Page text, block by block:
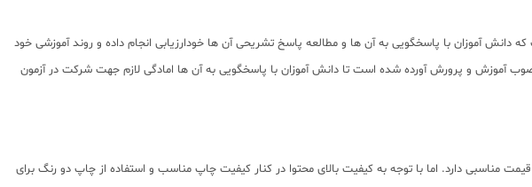
آموزان با پاسخگویی به آن ها و مطالعه پاسخ تشریحی آن ها خودارزیابی انجام داده و روند آموزشی خود
آموزش و پرورش آورده شده است تا دانش آموزان با پاسخگویی به آن ها امادگی لازم جهت شرکت در آزمون
مناسبی دارد. اما با توجه به کیفیت بالای محتوا در کنار کیفیت چاپ مناسب و استفاده از چاپ دو رنگ برای